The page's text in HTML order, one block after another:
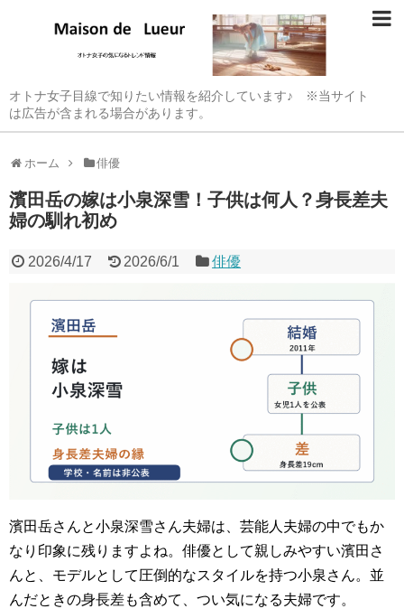
オトナ女子目線で知りたい情報を紹介しています♪ ※当サイト
は広告が含まれる場合があります。
ホーム 俳優
濱田岳の嫁は小泉深雪！子供は何人？身長差夫
婦の馴れ初め
2026/4/17 2026/6/1 俳優
濱田岳さんと小泉深雪さん夫婦は、芸能人夫婦の中でもか
なり印象に残りますよね。俳優として親しみやすい濱田さ
んと、モデルとして圧倒的なスタイルを持つ小泉さん。並
んだときの身長差も含めて、つい気になる夫婦です。